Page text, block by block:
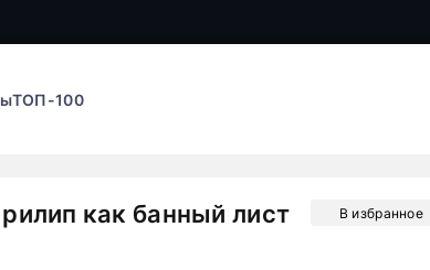
ТОП-100
как банный лист В избранное